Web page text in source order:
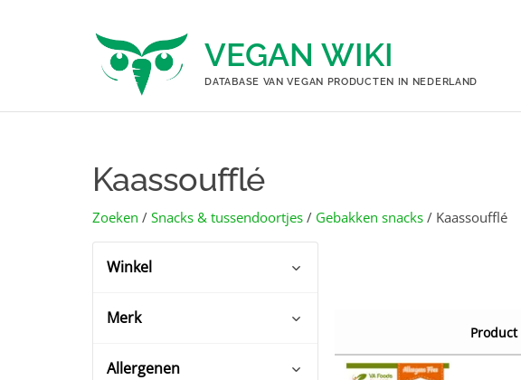
VEGAN WIKI
DATABASE VAN VEGAN PRODUCTEN IN NEDERLAND
Kaassoufflé
Zoeken / Snacks & tussendoortjes / Gebakken snacks / Kaassoufflé
Winkel
Merk
Allergenen
Product